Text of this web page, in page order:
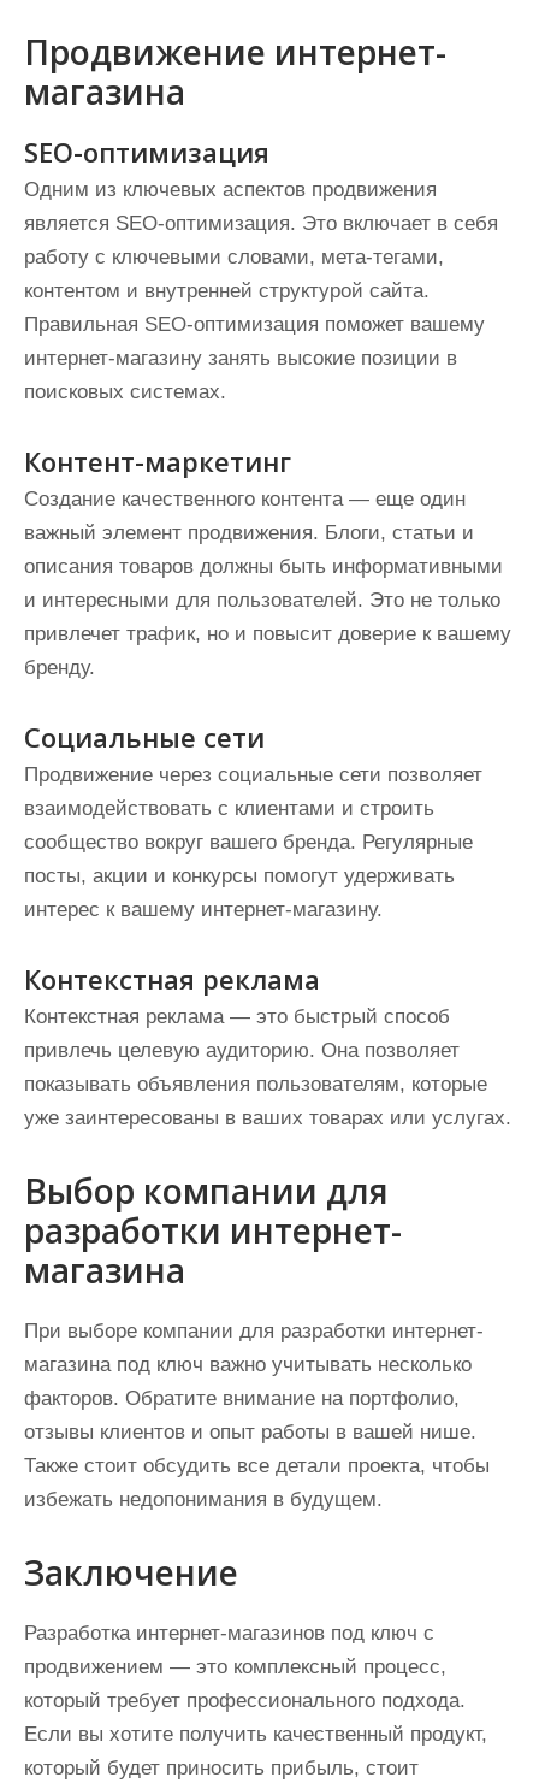
Продвижение интернет-
магазина
SEO-оптимизация
Одним из ключевых аспектов продвижения
является SEO-оптимизация. Это включает в себя
работу с ключевыми словами, мета-тегами,
контентом и внутренней структурой сайта.
Правильная SEO-оптимизация поможет вашему
интернет-магазину занять высокие позиции в
поисковых системах.
Контент-маркетинг
Создание качественного контента — еще один
важный элемент продвижения. Блоги, статьи и
описания товаров должны быть информативными
и интересными для пользователей. Это не только
привлечет трафик, но и повысит доверие к вашему
бренду.
Социальные сети
Продвижение через социальные сети позволяет
взаимодействовать с клиентами и строить
сообщество вокруг вашего бренда. Регулярные
посты, акции и конкурсы помогут удерживать
интерес к вашему интернет-магазину.
Контекстная реклама
Контекстная реклама — это быстрый способ
привлечь целевую аудиторию. Она позволяет
показывать объявления пользователям, которые
уже заинтересованы в ваших товарах или услугах.
Выбор компании для
разработки интернет-
магазина
При выборе компании для разработки интернет-
магазина под ключ важно учитывать несколько
факторов. Обратите внимание на портфолио,
отзывы клиентов и опыт работы в вашей нише.
Также стоит обсудить все детали проекта, чтобы
избежать недопонимания в будущем.
Заключение
Разработка интернет-магазинов под ключ с
продвижением — это комплексный процесс,
который требует профессионального подхода.
Если вы хотите получить качественный продукт,
который будет приносить прибыль, стоит